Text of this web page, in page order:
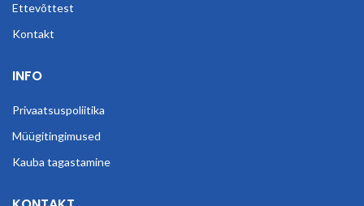
Ettevõttest
Kontakt
INFO
Privaatsuspoliitika
Müügitingimused
Kauba tagastamine